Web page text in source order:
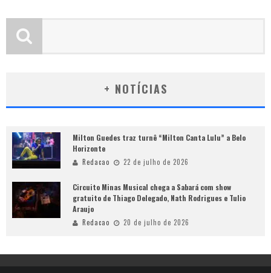
+ NOTÍCIAS
Milton Guedes traz turnê “Milton Canta Lulu” a Belo
Horizonte
Redacao 22 de julho de 2026
Circuito Minas Musical chega a Sabará com show
gratuito de Thiago Delegado, Nath Rodrigues e Tulio
Araujo
Redacao 20 de julho de 2026